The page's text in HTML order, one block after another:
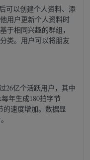
可以创建个人资料、添
用户更新个人资料时
于相同兴趣的群组，
类。用户可以将朋友
26亿个活跃用户，其中
年生成180拍字节
的速度增加。数据显